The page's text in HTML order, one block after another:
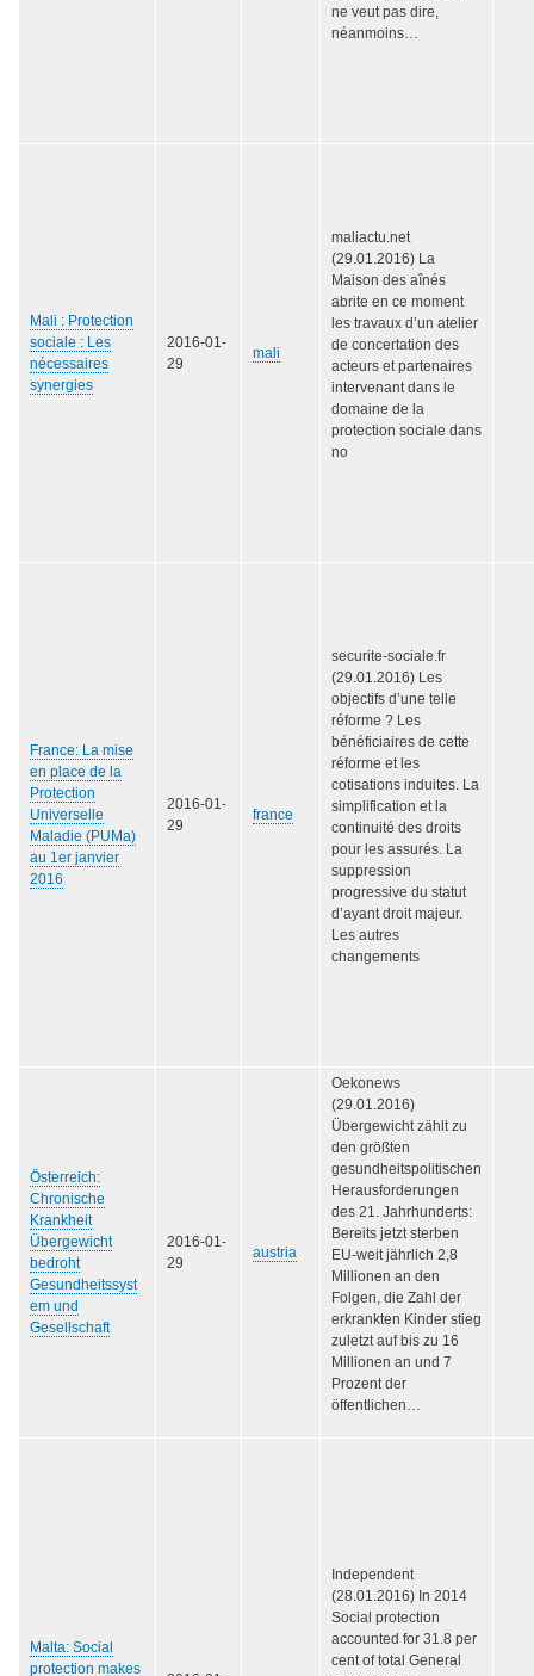
ne veut pas dire,
néanmoins…
Mali : Protection
sociale : Les
nécessaires
synergies
2016-01-
29
mali
maliactu.net
(29.01.2016) La
Maison des aînés
abrite en ce moment
les travaux d’un atelier
de concertation des
acteurs et partenaires
intervenant dans le
domaine de la
protection sociale dans
no
France: La mise
en place de la
Protection
Universelle
Maladie (PUMa)
au 1er janvier
2016
2016-01-
29
france
securite-sociale.fr
(29.01.2016) Les
objectifs d’une telle
réforme ? Les
bénéficiaires de cette
réforme et les
cotisations induites. La
simplification et la
continuité des droits
pour les assurés. La
suppression
progressive du statut
d’ayant droit majeur.
Les autres
changements
Österreich:
Chronische
Krankheit
Übergewicht
bedroht
Gesundheitssyst
em und
Gesellschaft
2016-01-
29
austria
Oekonews
(29.01.2016)
Übergewicht zählt zu
den größten
gesundheitspolitischen
Herausforderungen
des 21. Jahrhunderts:
Bereits jetzt sterben
EU-weit jährlich 2,8
Millionen an den
Folgen, die Zahl der
erkrankten Kinder stieg
zuletzt auf bis zu 16
Millionen an und 7
Prozent der
öffentlichen…
Malta: Social
protection makes
Independent
(28.01.2016) In 2014
Social protection
accounted for 31.8 per
cent of total General